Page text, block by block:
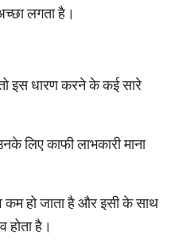
लगता है।
इस धारण करने के कई सारे
लिए काफी लाभकारी माना
कम हो जाता है और इसी के साथ
होता है।